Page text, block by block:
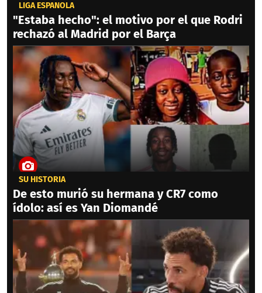
LIGA ESPAÑOLA
"Estaba hecho": el motivo por el que Rodri
rechazó al Madrid por el Barça
SU HISTORIA
De esto murió su hermana y CR7 como
ídolo: así es Yan Diomandé